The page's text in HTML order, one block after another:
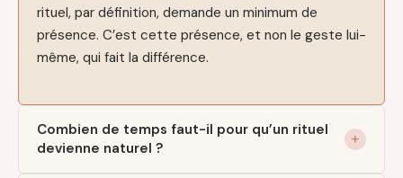
rituel, par définition, demande un minimum de
présence. C’est cette présence, et non le geste lui-
même, qui fait la différence.
Combien de temps faut-il pour qu’un rituel
devienne naturel ?